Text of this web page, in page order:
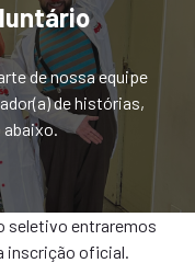
de nossa equipe
de histórias,
abaixo.
seletivo entraremos
inscrição oficial.